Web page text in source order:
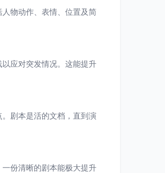
物动作、表情、位置及简
应对突发情况。这能提升
剧本是活的文档，直到演
份清晰的剧本能极大提升